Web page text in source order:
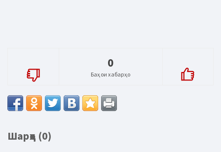
0
Баҳои хабарҳо
Шарҳҳо (0)